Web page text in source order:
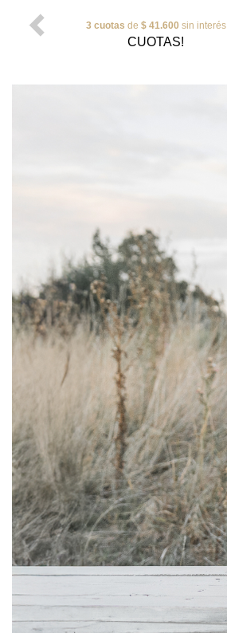
3 cuotas de $ 41.600 sin interés
CUOTAS!